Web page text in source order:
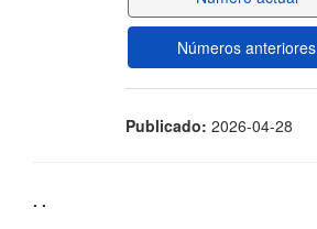
Números anteriores
Publicado: 2026-04-28
Contenido
. .